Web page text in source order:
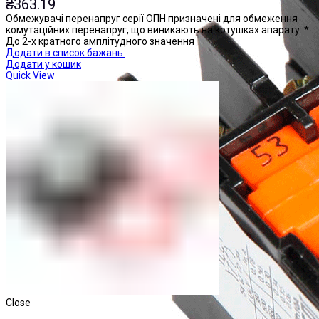
₴363.19
Обмежувачі перенапруг серії ОПН призначені для обмеження
комутаційних перенапруг, що виникають на котушках апарату: *
До 2-х кратного амплітудного значення
Додати в список бажань
Додати у кошик
Quick View
Close